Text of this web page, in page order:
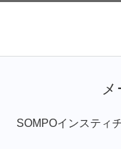
SOMPOインスティ